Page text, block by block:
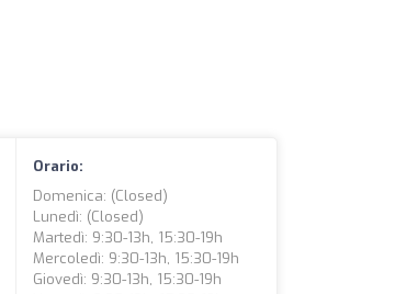
Orario:
Domenica: (closed)
Lunedì: (closed)
Martedì: 9:30-13h, 15:30-19h
Mercoledì: 9:30-13h, 15:30-19h
Giovedì: 9:30-13h, 15:30-19h